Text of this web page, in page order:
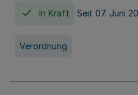
In Kraft Seit 07. Juni
Verordnung